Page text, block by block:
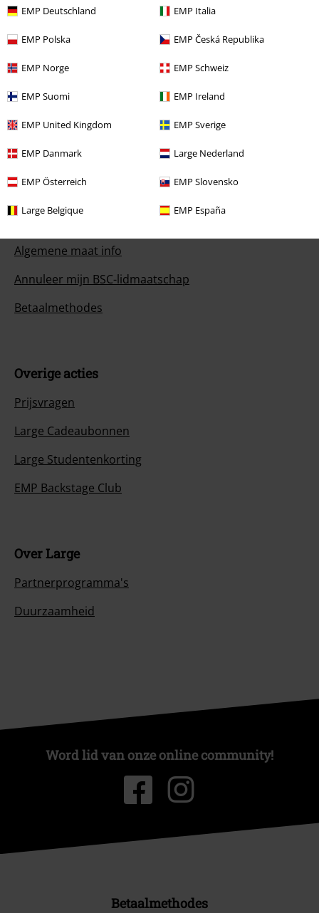
EMP Deutschland EMP Italia
EMP Polska EMP Česká Republika
EMP Norge EMP Schweiz
EMP Suomi EMP Ireland
EMP United Kingdom EMP Sverige
EMP Danmark Large Nederland
EMP Österreich EMP Slovensko
Large Belgique EMP España
Onze klantenservice staat voor je klaar
middags.Meer informatie
Begin chat
Klantenservice
Algemene maat info
Annuleer mijn BSC-lidmaatschap
Betaalmethodes
Overige acties
Prijsvragen
Large Cadeaubonnen
Large Studentenkorting
EMP Backstage Club
Over Large
Partnerprogramma's
Duurzaamheid
Word lid van onze online community!
Betaalmethodes